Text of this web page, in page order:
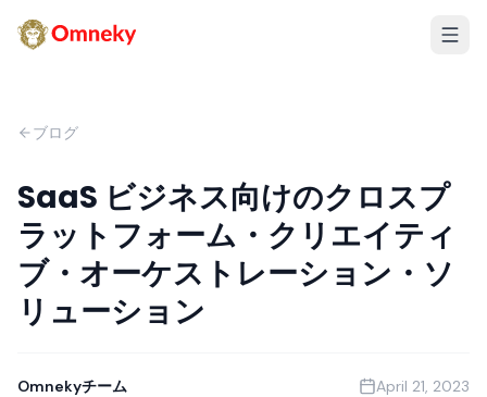
ブログ
SaaS ビジネス向けのクロスプ
ラットフォーム・クリエイティ
ブ・オーケストレーション・ソ
リューション
Omnekyチーム April 21, 2023